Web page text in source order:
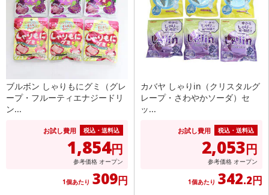
ブルボン しゃりもにグミ（グレ
ープ・フルーティエナジードリ
ン...
お試し費用 税込・送料込
1,854円
参考価格 オープン
1個あたり 309円
カバヤ しゃりin（クリスタルグ
レープ・さわやかソーダ）セ
ッ...
お試し費用 税込・送料込
2,053円
参考価格 オープン
1個あたり 342.2円